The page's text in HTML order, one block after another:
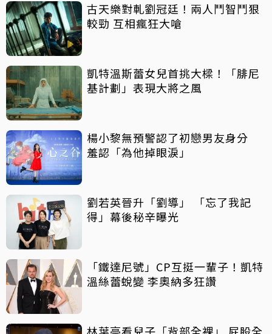
古天樂對軋劉冠廷！兩人鬥智鬥狠
較勁 互相瘋狂大嗆
凱特溫斯蕾女兒首挑大樑！「腓尼
基計劃」表現大將之風
楊小黎無預警認了初戀男友身分
羞認「為他掉眼淚」
劉若英晉升「劉導」 「忘了我記
得」幕後秘辛曝光
「鐵達尼號」CP互挺一輩子！凱特
溫絲蕾蛻變 李奧納多狂讚